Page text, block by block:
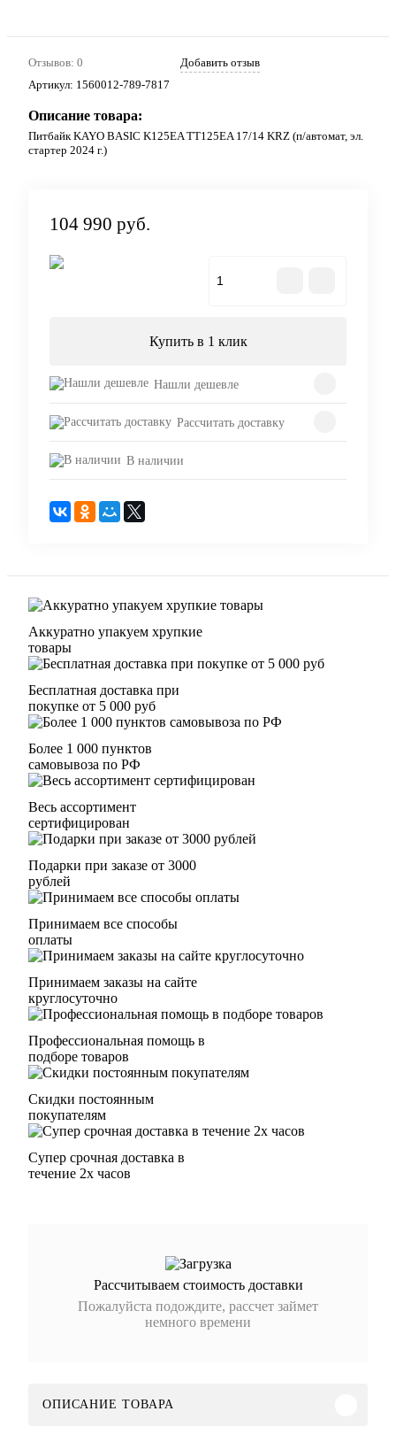
Отзывов: 0
Добавить отзыв
Артикул: 1560012-789-7817
Описание товара:
Питбайк KAYO BASIC K125EA TT125EA 17/14 KRZ (п/автомат, эл.
стартер 2024 г.)
104 990 руб.
Купить в 1 клик
Нашли дешевле
Рассчитать доставку
В наличии
Аккуратно упакуем хрупкие
товары
Бесплатная доставка при
покупке от 5 000 руб
Более 1 000 пунктов
самовывоза по РФ
Весь ассортимент
сертифицирован
Подарки при заказе от 3000
рублей
Принимаем все способы
оплаты
Принимаем заказы на сайте
круглосуточно
Профессиональная помощь в
подборе товаров
Скидки постоянным
покупателям
Супер срочная доставка в
течение 2х часов
Рассчитываем стоимость доставки
Пожалуйста подождите, рассчет займет
немного времени
ОПИСАНИЕ ТОВАРА